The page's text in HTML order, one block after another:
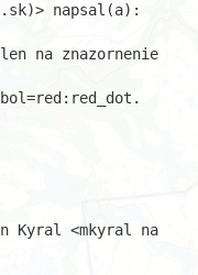
napsal(a):
na znazornenie
Kyral <mkyral na